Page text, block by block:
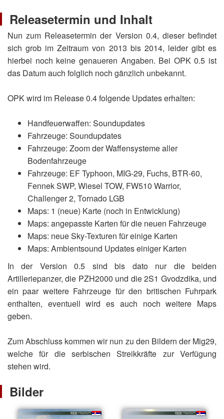
Releasetermin und Inhalt
Nun zum Releasetermin der Version 0.4, dieser befindet
sich grob im Zeitraum von 2013 bis 2014, leider gibt es
hierbei noch keine genaueren Angaben. Bei OPK 0.5 ist
das Datum auch folglich noch gänzlich unbekannt.
OPK wird im Release 0.4 folgende Updates erhalten:
Handfeuerwaffen: Soundupdates
Fahrzeuge: Soundupdates
Fahrzeuge: Zoom der Waffensysteme aller
Bodenfahrzeuge
Fahrzeuge: EF Typhoon, MIG-29, Fuchs, BTR-60,
Fennek SWP, Wiesel TOW, FW510 Warrior,
Challenger 2, Tornado LGB
Maps: 1 (neue) Karte (noch in Entwicklung)
Maps: angepasste Karten für die neuen Fahrzeuge
Maps: neue Sky-Texturen für einige Karten
Maps: Ambientsound Updates einiger Karten
In der Version 0.5 sind bis dato nur die beiden
Artilleriepanzer, die PZH2000 und die 2S1 Gvodzdika, und
ein paar weitere Fahrzeuge für den britischen Fuhrpark
enthalten, eventuell wird es auch noch weitere Maps
geben.
Zum Abschluss kommen wir nun zu den Bildern der Mig29,
welche für die serbischen Streikkräfte zur Verfügung
stehen wird.
Bilder